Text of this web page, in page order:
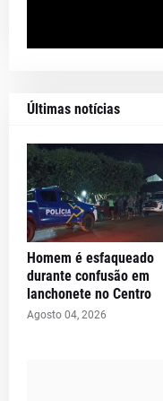
Últimas notícias
Homem é esfaqueado
durante confusão em
lanchonete no Centro
Agosto 04, 2026